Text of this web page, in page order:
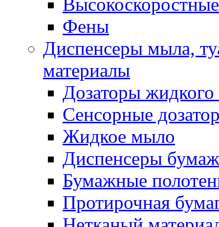
Фены
Диспенсеры мыла,
материалы
Дозаторы
Сенсорные
Жидкое мыло
Диспенсеры
Бумажные
Протирочная